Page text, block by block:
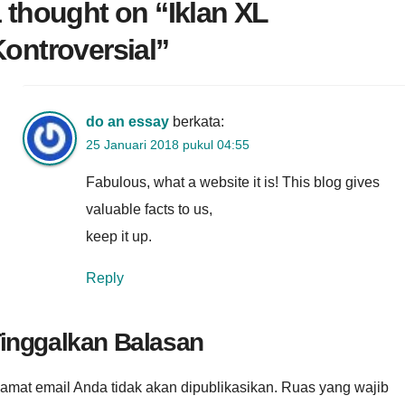
thought on “Iklan XL
”
do an essay berkata:
25 Januari 2018 pukul 04:55
Fabulous, what a website it is! This blog gives
valuable facts to us,
keep it up.
Reply
Balasan
email Anda tidak akan dipublikasikan. Ruas yang wajib